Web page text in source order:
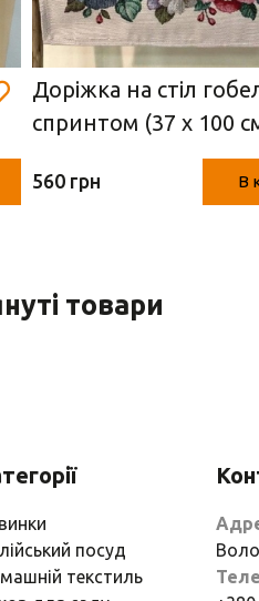
Доріжка на стіл
спринтом (37 х 100
560 грн В
товари
посуд
текстиль